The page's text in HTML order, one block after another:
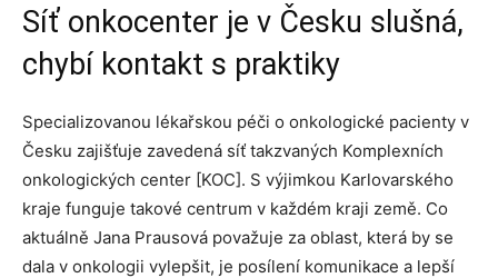
Síť onkocenter je v Česku slušná,
chybí kontakt s praktiky
Specializovanou lékařskou péči o onkologické pacienty v
Česku zajišťuje zavedená síť takzvaných Komplexních
onkologických center [KOC]. S výjimkou Karlovarského
kraje funguje takové centrum v každém kraji země. Co
aktuálně Jana Prausová považuje za oblast, která by se
dala v onkologii vylepšit, je posílení komunikace a lepší